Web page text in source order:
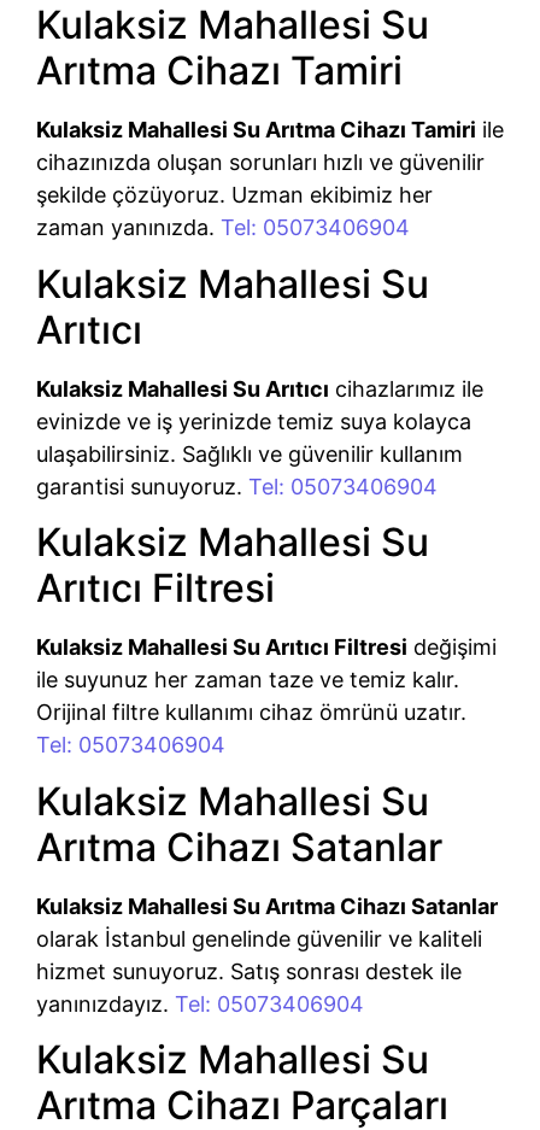
Kulaksiz Mahallesi Su
Arıtma Cihazı Tamiri
Kulaksiz Mahallesi Su Arıtma Cihazı Tamiri ile
cihazınızda oluşan sorunları hızlı ve güvenilir
şekilde çözüyoruz. Uzman ekibimiz her
zaman yanınızda. Tel: 05073406904
Kulaksiz Mahallesi Su
Arıtıcı
Kulaksiz Mahallesi Su Arıtıcı cihazlarımız ile
evinizde ve iş yerinizde temiz suya kolayca
ulaşabilirsiniz. Sağlıklı ve güvenilir kullanım
garantisi sunuyoruz. Tel: 05073406904
Kulaksiz Mahallesi Su
Arıtıcı Filtresi
Kulaksiz Mahallesi Su Arıtıcı Filtresi değişimi
ile suyunuz her zaman taze ve temiz kalır.
Orijinal filtre kullanımı cihaz ömrünü uzatır.
Tel: 05073406904
Kulaksiz Mahallesi Su
Arıtma Cihazı Satanlar
Kulaksiz Mahallesi Su Arıtma Cihazı Satanlar
olarak İstanbul genelinde güvenilir ve kaliteli
hizmet sunuyoruz. Satış sonrası destek ile
yanınızdayız. Tel: 05073406904
Kulaksiz Mahallesi Su
Arıtma Cihazı Parçaları